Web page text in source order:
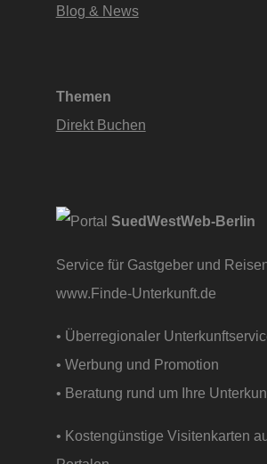
Blog & News
Themen
Direkt Buchen
SuedWestWeb-Berlin
Service für Gastgeber und
www.Finde-Unterkunft.de
• Überregionaler
• Werbung und Promotion
• Beratung rund um Ihre
• Kostengünstige Visitenkarten